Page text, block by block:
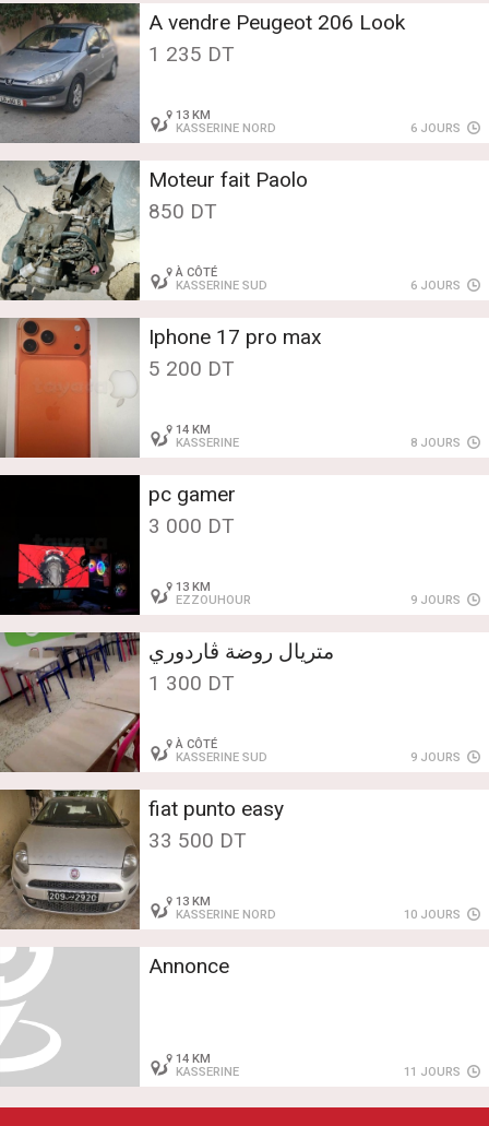
A vendre Peugeot 206 Look
1 235 DT
13 KM
KASSERINE NORD
6 JOURS
Moteur fait Paolo
850 DT
À CÔTÉ
KASSERINE SUD
6 JOURS
Iphone 17 pro max
5 200 DT
14 KM
KASSERINE
8 JOURS
pc gamer
3 000 DT
13 KM
EZZOUHOUR
9 JOURS
متريال روضة ڨاردوري
1 300 DT
À CÔTÉ
KASSERINE SUD
9 JOURS
fiat punto easy
33 500 DT
13 KM
KASSERINE NORD
10 JOURS
Annonce
14 KM
KASSERINE
11 JOURS